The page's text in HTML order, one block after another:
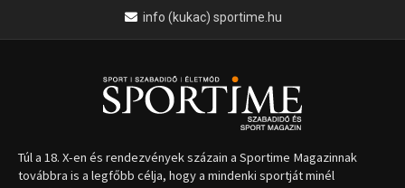
info (kukac) sportime.hu
Túl a 18. X-en és rendezvények százain a Sportime Magazinnak
továbbra is a legfőbb célja, hogy a mindenki sportját minél